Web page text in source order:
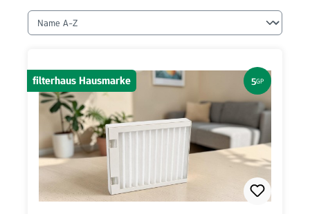
filterhaus Hausmarke 5GP